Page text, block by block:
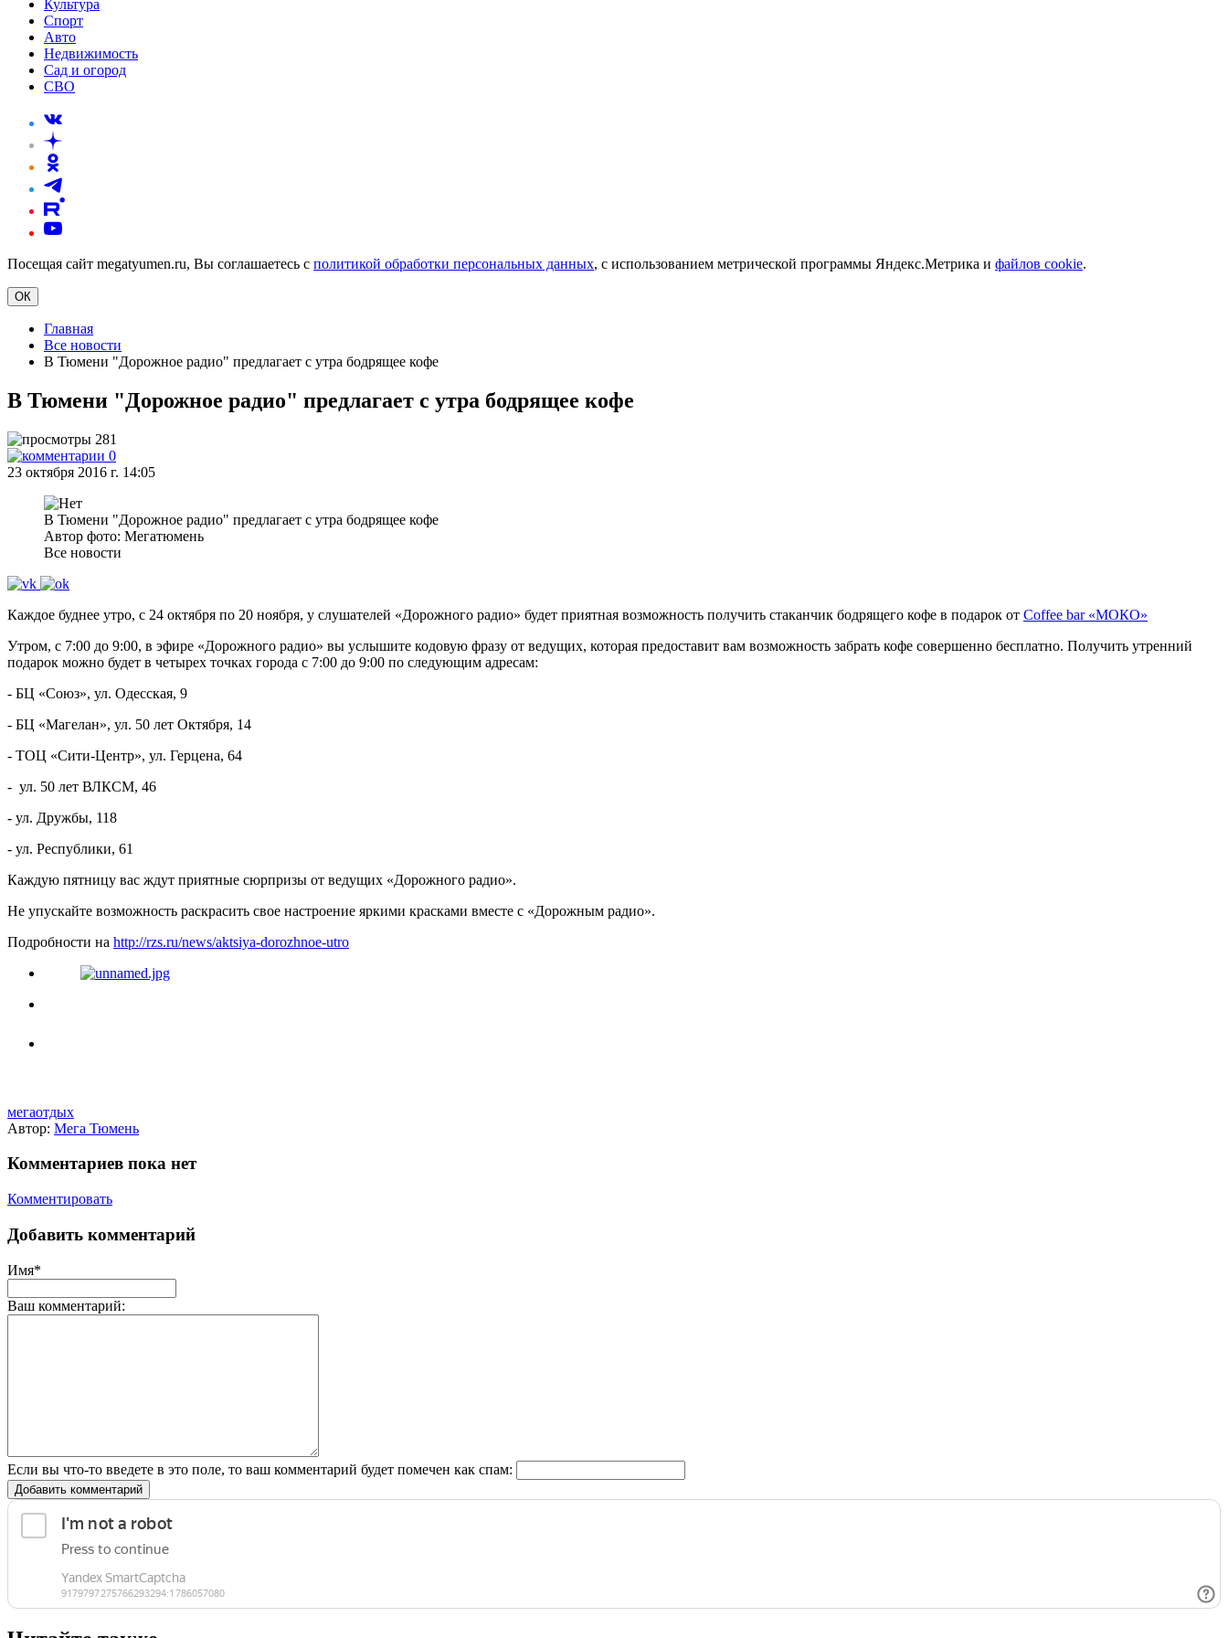
Культура
Спорт
Авто
Недвижимость
Сад и огород
СВО
Посещая сайт megatyumen.ru, Вы соглашаетесь с политикой обработки персональных данных, с использованием метрической программы Яндекс.Метрика и файлов cookie.
ОК
Главная
Все новости
В Тюмени "Дорожное радио" предлагает с утра бодрящее кофе
В Тюмени "Дорожное радио" предлагает с утра бодрящее кофе
281
0
23 октября 2016 г. 14:05
В Тюмени "Дорожное радио" предлагает с утра бодрящее кофе
Автор фото: Мегатюмень
Все новости
Каждое буднее утро, с 24 октября по 20 ноября, у слушателей «Дорожного радио» будет приятная возможность получить стаканчик бодрящего кофе в подарок от Coffee bar «МОКО»
Утром, с 7:00 до 9:00, в эфире «Дорожного радио» вы услышите кодовую фразу от ведущих, которая предоставит вам возможность забрать кофе совершенно бесплатно. Получить утренний
подарок можно будет в четырех точках города с 7:00 до 9:00 по следующим адресам:
- БЦ «Союз», ул. Одесская, 9
- БЦ «Магелан», ул. 50 лет Октября, 14
- ТОЦ «Сити-Центр», ул. Герцена, 64
- ул. 50 лет ВЛКСМ, 46
- ул. Дружбы, 118
- ул. Республики, 61
Каждую пятницу вас ждут приятные сюрпризы от ведущих «Дорожного радио».
Не упускайте возможность раскрасить свое настроение яркими красками вместе с «Дорожным радио».
Подробности на http://rzs.ru/news/aktsiya-dorozhnoe-utro
мегаотдых
Автор: Мега Тюмень
Комментариев пока нет
Комментировать
Добавить комментарий
Имя*
Ваш комментарий:
Если вы что-то введете в это поле, то ваш комментарий будет помечен как спам:
Добавить комментарий